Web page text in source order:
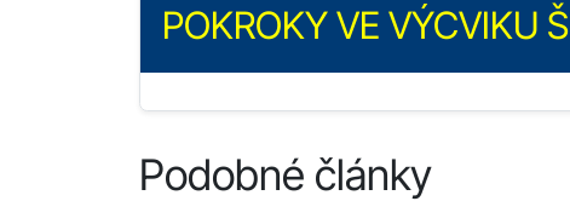
POKROKY VE VÝCVIKU
Podobné články